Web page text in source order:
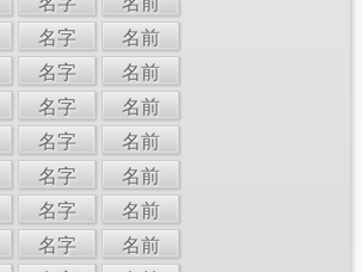
名字 名前
名字 名前
名字 名前
名字 名前
名字 名前
名字 名前
名字 名前